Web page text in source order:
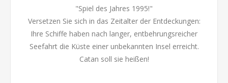
"Spiel des Jahres 1995!"
Versetzen Sie sich in das Zeitalter der Entdeckungen:
Ihre Schiffe haben nach langer, entbehrungsreicher
Seefahrt die Küste einer unbekannten Insel erreicht.
Catan soll sie heißen!